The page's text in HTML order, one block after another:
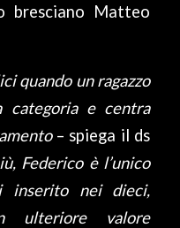
bresciano Matteo
quando un ragazzo
e centra
– spiega il ds
Federico è l’unico
inserito nei dieci,
ulteriore valore